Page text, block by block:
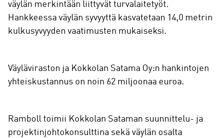
väylän merkintään liittyvät turvalaitetyöt.
Hankkeessa väylän syvyyttä kasvatetaan 14,0 metrin
kulkusyvyyden vaatimusten mukaiseksi.
Väyläviraston ja Kokkolan Satama Oy:n hankintojen
yhteiskustannus on noin 62 miljoonaa euroa.
Ramboll toimii Kokkolan Sataman suunnittelu- ja
projektinjohtokonsulttina sekä väylän osalta